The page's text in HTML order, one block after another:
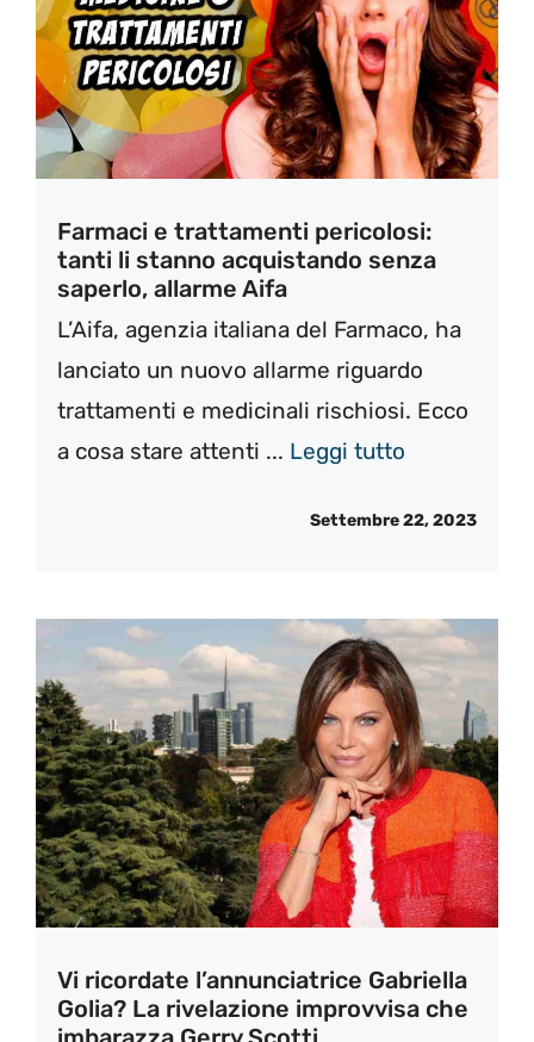
Farmaci e trattamenti pericolosi:
tanti li stanno acquistando senza
saperlo, allarme Aifa
L’Aifa, agenzia italiana del Farmaco, ha
lanciato un nuovo allarme riguardo
trattamenti e medicinali rischiosi. Ecco
a cosa stare attenti ... Leggi tutto
Settembre 22, 2023
Vi ricordate l’annunciatrice Gabriella
Golia? La rivelazione improvvisa che